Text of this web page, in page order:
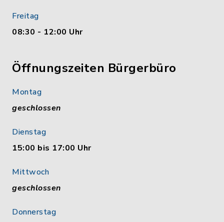
Freitag
08:30 - 12:00 Uhr
Öffnungszeiten Bürgerbüro
Montag
geschlossen
Dienstag
15:00 bis 17:00 Uhr
Mittwoch
geschlossen
Donnerstag